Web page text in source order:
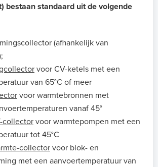
bestaan standaard uit de volgende
(afhankelijk van
voor CV-ketels met een
van 65°C of meer
voor warmtebronnen met
vanaf 45°
collectorvoor warmtepompen met een
tot 45°C
collector voor blok- en
met een aanvoertemperatuur van